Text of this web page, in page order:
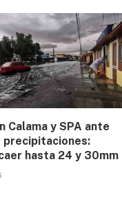
Calama y SPA ante
precipitaciones:
hasta 24 y 30mm